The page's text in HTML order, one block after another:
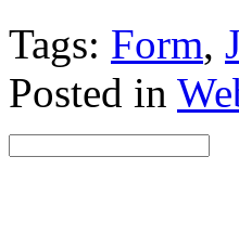
Tags: Form,
Posted in